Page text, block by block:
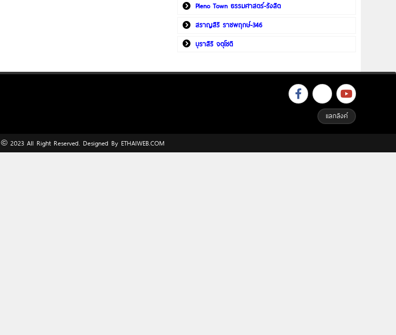
Pleno Town ธรรมศาสตร์-รังสิต
สราญสิริ ราชพฤกษ์-346
บุราสิริ จตุโชติ
แลกลิงค์
2023 All Right Reserved. Designed By ETHAIWEB.COM